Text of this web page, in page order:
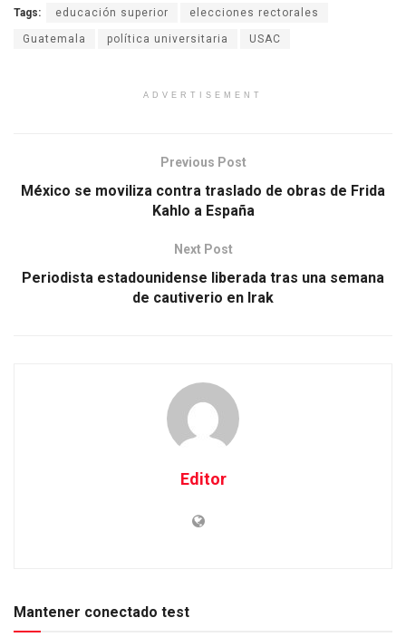
Tags: educación superior elecciones rectorales
Guatemala política universitaria USAC
ADVERTISEMENT
Previous Post
México se moviliza contra traslado de obras de Frida
Kahlo a España
Next Post
Periodista estadounidense liberada tras una semana
de cautiverio en Irak
Editor
Mantener conectado test